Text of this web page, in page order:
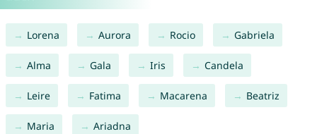
Lorena Aurora Rocio Gabriela
Alma Gala Iris Candela
Leire Fatima Macarena Beatriz
Maria Ariadna